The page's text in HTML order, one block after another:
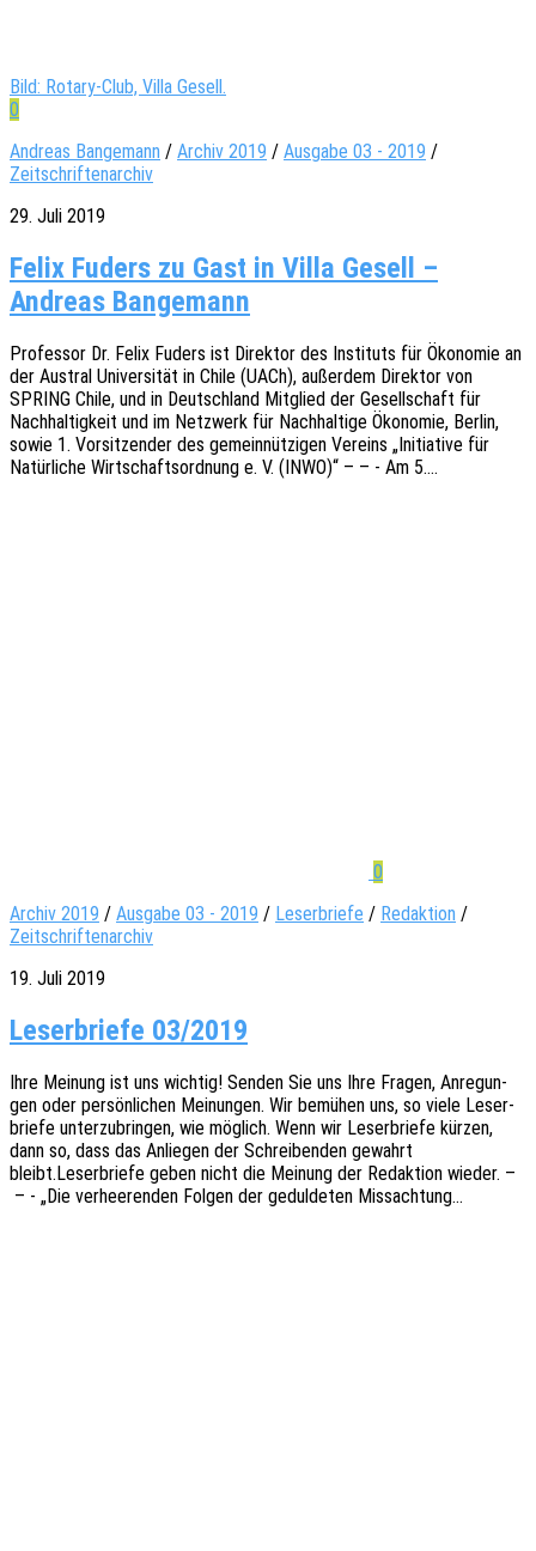
Bild: Rotary-Club, Villa Gesell.
0
Andreas Bangemann / Archiv 2019 / Ausgabe 03 - 2019 /
Zeitschriftenarchiv
29. Juli 2019
Felix Fuders zu Gast in Villa Gesell –
Andreas Bangemann
Profes­sor Dr. Felix Fuders ist Direk­tor des Insti­tuts für Ökono­mie an
der Austral Univer­si­tät in Chile (UACh), außer­dem Direk­tor von
SPRING Chile, und in Deutsch­land Mitglied der Gesell­schaft für
Nach­hal­tig­keit und im Netz­werk für Nach­hal­ti­ge Ökono­mie, Berlin,
sowie 1. Vorsit­zen­der des gemein­nüt­zi­gen Vereins „Initia­ti­ve für
Natür­li­che Wirt­schafts­ord­nung e. V. (INWO)“ – – - Am 5.…
0
Archiv 2019 / Ausgabe 03 - 2019 / Leserbriefe / Redaktion /
Zeitschriftenarchiv
19. Juli 2019
Leserbriefe 03/2019
Ihre Meinung ist uns wich­tig! Senden Sie uns Ihre Fragen, Anre­gun­
gen oder persön­li­chen Meinun­gen. Wir bemü­hen uns, so viele Leser­
brie­fe unter­zu­brin­gen, wie möglich. Wenn wir Leser­brie­fe kürzen,
dann so, dass das Anlie­gen der Schrei­ben­den gewahrt
bleibt.Leserbriefe geben nicht die Meinung der Redak­ti­on wieder. –
– - „Die verhee­ren­den Folgen der gedul­de­ten Missachtung…